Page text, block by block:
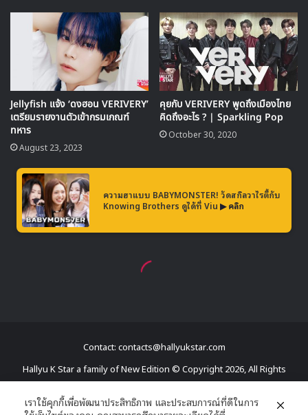
Source1
Kim Wooseok TOP Media X1
Contact: contacts@hallyukstar.com
Hallyu K Star a family of New Edition © Copyright 2026, All Rights
เราใช้คุกกี้เพื่อพัฒนาประสิทธิภาพ และประสบการณ์ที่ดีในการ